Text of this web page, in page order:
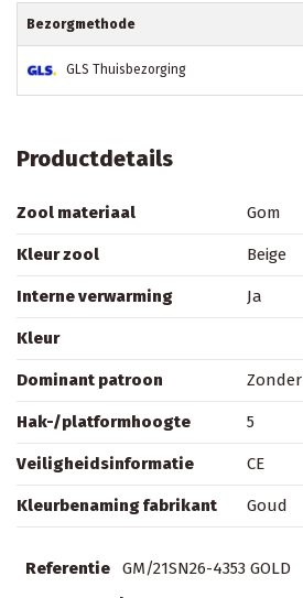
Bezorgmethode
GLS Thuisbezorging
Productdetails
Zool materiaal Gom
Kleur zool Beige
Interne verwarming Ja
Kleur
Dominant patroon
Hak-/platformhoogte 5
Veiligheidsinformatie CE
Kleurbenaming fabrikant Goud
Referentie
GM/21SN26-4353 GOLD